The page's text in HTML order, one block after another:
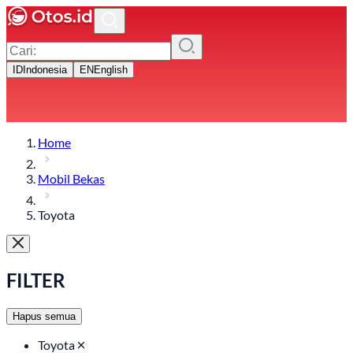
ID Indonesia EN English
Home
Mobil Bekas
Toyota
FILTER
Hapus semua
Toyota